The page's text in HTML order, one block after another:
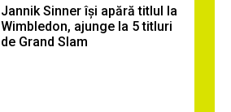
Jannik Sinner își apără titlul la
Wimbledon, ajunge la 5 titluri
de Grand Slam